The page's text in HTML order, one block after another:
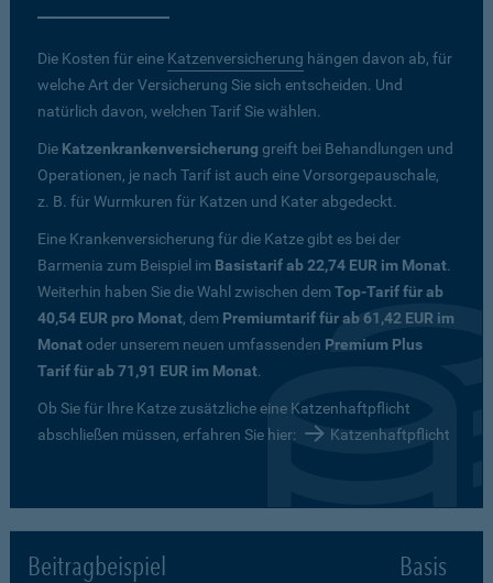
Die Kosten für eine Katzenversicherung hängen davon ab, für
welche Art der Versicherung Sie sich entscheiden. Und
natürlich davon, welchen Tarif Sie wählen.
Die Katzenkrankenversicherung greift bei Behandlungen und
Operationen, je nach Tarif ist auch eine Vorsorgepauschale,
z. B. für Wurmkuren für Katzen und Kater abgedeckt.
Eine Krankenversicherung für die Katze gibt es bei der
Barmenia zum Beispiel im Basistarif ab 22,74 EUR im Monat.
Weiterhin haben Sie die Wahl zwischen demTop-Tarif für ab
40,54 EUR pro Monat, dem Premiumtarif für ab 61,42 EUR im
Monatoder unserem neuen umfassenden Premium Plus
Tarif für ab 71,91 EUR im Monat.
Ob Sie für Ihre Katze zusätzliche eine Katzenhaftpflicht
abschließen müssen, erfahren Sie hier:
Katzenhaftpflicht
Beitragbeispiel Basis